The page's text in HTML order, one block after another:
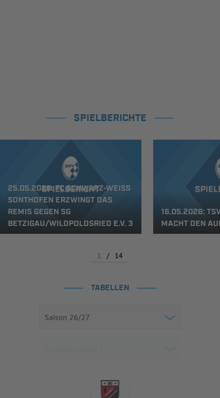
SPIELBERICHTE
25.05.2026: FC SCHWARZ-WEISS S
ONTHOFEN ERZWINGT DAS R
EMIS GEGEN SG B
ETZIGAU/WILDPOLDSRIED E.V. 3
16.05.2026:
MACHT DEN
1 / 14
TABELLEN